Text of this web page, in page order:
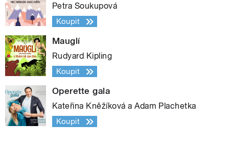
Petra Soukupová
Koupit
Mauglí
Rudyard Kipling
Koupit
Operette gala
Kateřina Kněžíková a Adam Plachetka
Koupit